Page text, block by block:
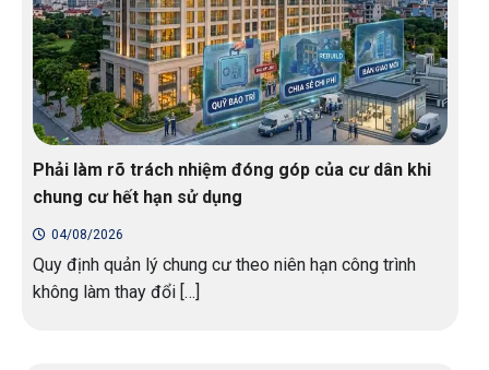
Phải làm rõ trách nhiệm đóng góp của cư dân khi
chung cư hết hạn sử dụng
04/08/2026
Quy định quản lý chung cư theo niên hạn công trình
không làm thay đổi […]